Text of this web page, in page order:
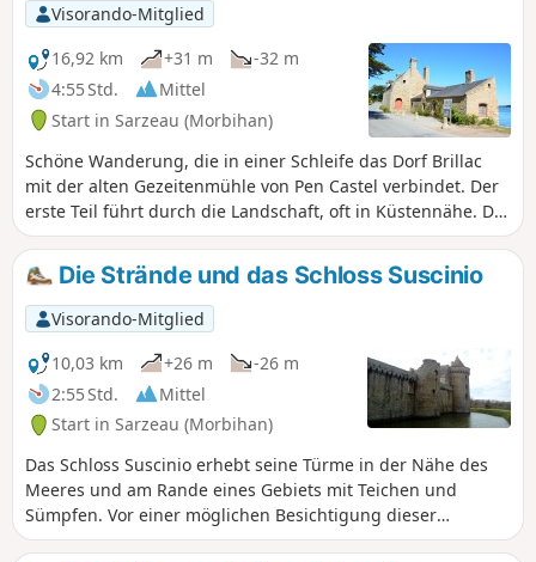
Visorando-Mitglied
16,92 km
+31 m
-32 m
4:55 Std.
Mittel
Start in Sarzeau (Morbihan)
Schöne Wanderung, die in einer Schleife das Dorf Brillac
mit der alten Gezeitenmühle von Pen Castel verbindet. Der
erste Teil führt durch die Landschaft, oft in Küstennähe. Der
nächste Teil folgt der Küste auf einem meist schattigen
Weg, der einen schönen Blick auf den Golf (die Inseln)
bietet und durch einige kleine Dörfer führt, darunter den
kleinen Hafen von Logéo.
Die Strände und das Schloss Suscinio
Visorando-Mitglied
10,03 km
+26 m
-26 m
2:55 Std.
Mittel
Start in Sarzeau (Morbihan)
Das Schloss Suscinio erhebt seine Türme in der Nähe des
Meeres und am Rande eines Gebiets mit Teichen und
Sümpfen. Vor einer möglichen Besichtigung dieser
wunderschönen Burg bietet diese Wanderung eine Route